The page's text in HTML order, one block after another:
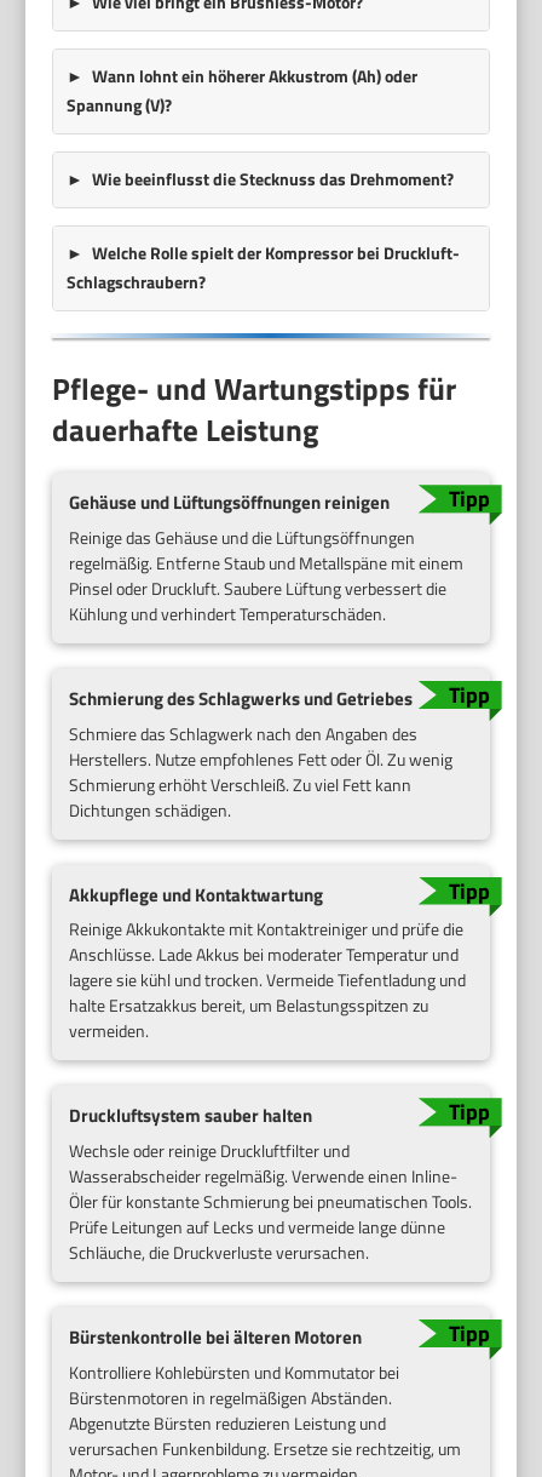
Wann lohnt ein höherer Akkustrom (Ah) oder
Spannung (V)?
Wie beeinflusst die Stecknuss das Drehmoment?
Welche Rolle spielt der Kompressor bei Druckluft-
Schlagschraubern?
Pflege- und Wartungstipps für
dauerhafte Leistung
Gehäuse und Lüftungsöffnungen reinigen
Reinige das Gehäuse und die Lüftungsöffnungen
regelmäßig. Entferne Staub und Metallspäne mit einem
Pinsel oder Druckluft. Saubere Lüftung verbessert die
Kühlung und verhindert Temperaturschäden.
Schmierung des Schlagwerks und Getriebes
Schmiere das Schlagwerk nach den Angaben des
Herstellers. Nutze empfohlenes Fett oder Öl. Zu wenig
Schmierung erhöht Verschleiß. Zu viel Fett kann
Dichtungen schädigen.
Akkupflege und Kontaktwartung
Reinige Akkukontakte mit Kontaktreiniger und prüfe die
Anschlüsse. Lade Akkus bei moderater Temperatur und
lagere sie kühl und trocken. Vermeide Tiefentladung und
halte Ersatzakkus bereit, um Belastungsspitzen zu
vermeiden.
Druckluftsystem sauber halten
Wechsle oder reinige Druckluftfilter und
Wasserabscheider regelmäßig. Verwende einen Inline-
Öler für konstante Schmierung bei pneumatischen Tools.
Prüfe Leitungen auf Lecks und vermeide lange dünne
Schläuche, die Druckverluste verursachen.
Bürstenkontrolle bei älteren Motoren
Kontrolliere Kohlebürsten und Kommutator bei
Bürstenmotoren in regelmäßigen Abständen.
Abgenutzte Bürsten reduzieren Leistung und
verursachen Funkenbildung. Ersetze sie rechtzeitig, um